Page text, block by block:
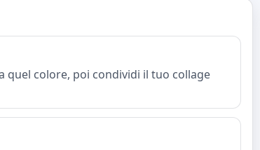
quel colore, poi condividi il tuo collage